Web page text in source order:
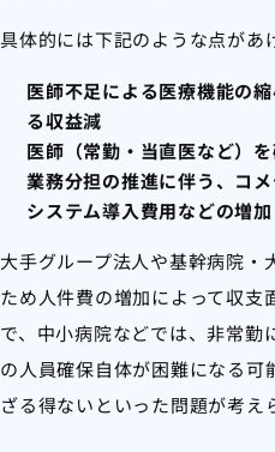
具体的には下記のような点があ
医師不足による医療機能の
る収益減
医師（常勤・当直医など）
業務分担の推進に伴う、コ
システム導入費用などの増加
大手グループ法人や基幹病院・
ため人件費の増加によって収支
で、中小病院などでは、非常勤
の人員確保自体が困難になる可
ざる得ないといった問題が考え